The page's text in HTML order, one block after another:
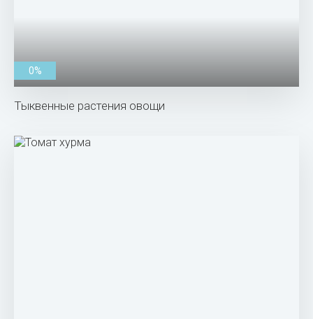
0%
Тыквенные растения овощи